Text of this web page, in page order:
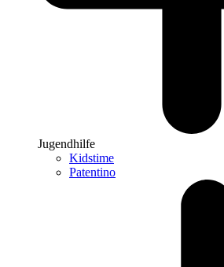
Jugendhilfe
Kidstime
Patentino